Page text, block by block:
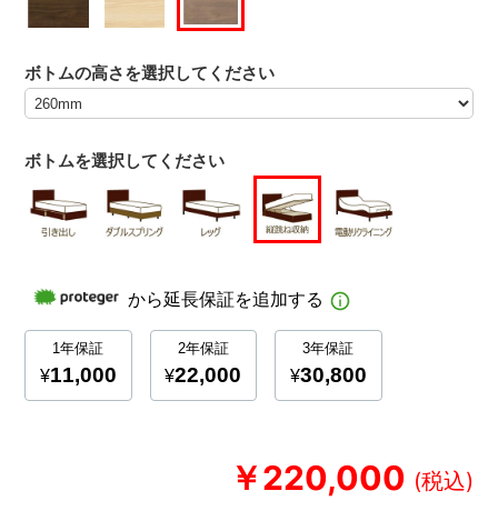
￥220,000
ボトムの高さを選択してください
ボトムを選択してください